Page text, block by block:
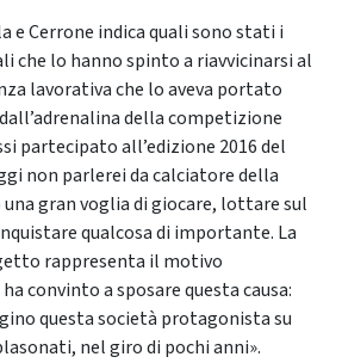
e Cerrone indica quali sono stati i
che lo hanno spinto a riavvicinarsi al
lavorativa che lo aveva portato
della competizione
partecipato all’edizione 2016 del
non parlerei da calciatore della
una gran voglia di giocare, lottare sul
qualcosa di importante. La
rappresenta il motivo
convinto a sposare questa causa:
questa società protagonista su
nel giro di pochi anni».